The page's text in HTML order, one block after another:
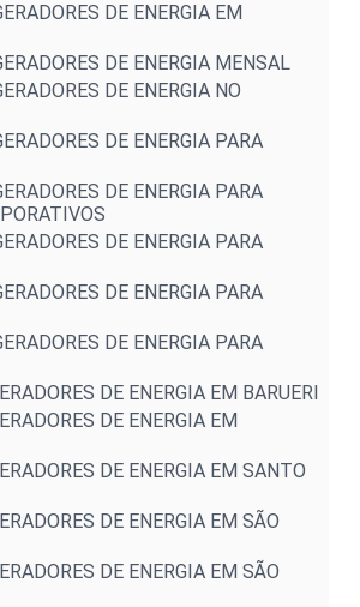
DE ENERGIA EM
DE ENERGIA MENSAL
DE ENERGIA NO
DE ENERGIA PARA
DE ENERGIA PARA
DE ENERGIA PARA
DE ENERGIA PARA
DE ENERGIA PARA
DE ENERGIA EM BARUERI
DE ENERGIA EM
DE ENERGIA EM SANTO
DE ENERGIA EM SÃO
DE ENERGIA EM SÃO